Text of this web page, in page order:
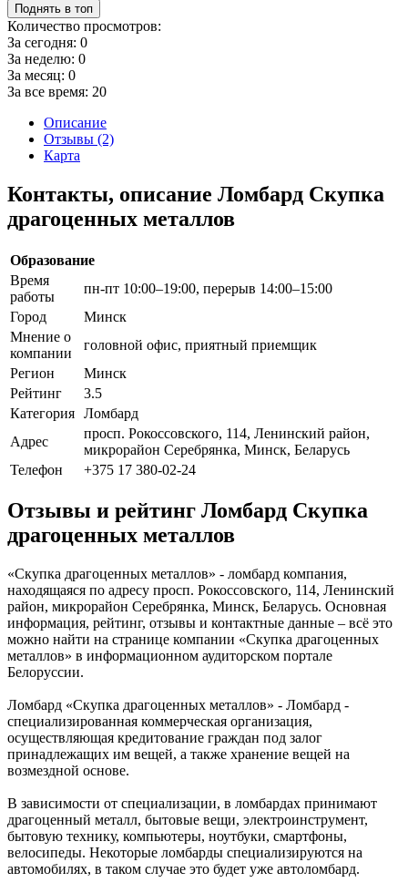
Поднять в топ
Количество просмотров:
За сегодня: 0
За неделю: 0
За месяц: 0
За все время: 20
Описание
Отзывы (2)
Карта
Контакты, описание Ломбард Скупка
драгоценных металлов
Образование
Время
работы
пн-пт 10:00–19:00, перерыв 14:00–15:00
Город
Минск
Мнение о
компании
головной офис, приятный приемщик
Регион
Минск
Рейтинг
3.5
Категория Ломбард
Адрес
просп. Рокоссовского, 114, Ленинский район,
микрорайон Серебрянка, Минск, Беларусь
Телефон
+375 17 380-02-24
Отзывы и рейтинг Ломбард Скупка
драгоценных металлов
«Скупка драгоценных металлов» - ломбард компания,
находящаяся по адресу просп. Рокоссовского, 114, Ленинский
район, микрорайон Серебрянка, Минск, Беларусь. Основная
информация, рейтинг, отзывы и контактные данные – всё это
можно найти на странице компании «Скупка драгоценных
металлов» в информационном аудиторском портале
Белоруссии.
Ломбард «Скупка драгоценных металлов» - Ломбард -
специализированная коммерческая организация,
осуществляющая кредитование граждан под залог
принадлежащих им вещей, а также хранение вещей на
возмездной основе.
В зависимости от специализации, в ломбардах принимают
драгоценный металл, бытовые вещи, электроинструмент,
бытовую технику, компьютеры, ноутбуки, смартфоны,
велосипеды. Некоторые ломбарды специализируются на
автомобилях, в таком случае это будет уже автоломбард.